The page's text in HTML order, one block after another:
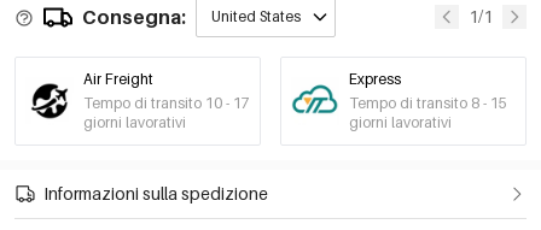
Consegna: United States 1/1
Air Freight
Tempo di transito 10 - 17
giorni lavorativi
Express
Tempo di transito 8 - 15
giorni lavorativi
Informazioni sulla spedizione